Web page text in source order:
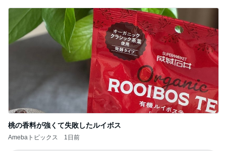
桃の香料が強くて失敗したルイボス
Amebaトピックス 1日前